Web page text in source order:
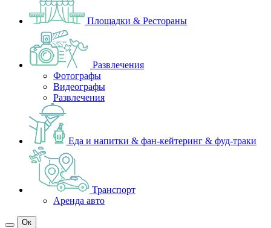
Площадки & Рестораны
Развлечения
Фотографы
Видеографы
Развлечения
Еда и напитки & фан-кейтеринг & фуд-траки
Транспорт
Аренда авто
Ок